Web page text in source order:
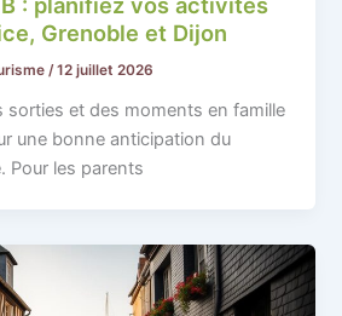
Grenoble et Dijon
/12 juillet 2026
sorties et des moments en famille
une bonne anticipation du
Pour les parents